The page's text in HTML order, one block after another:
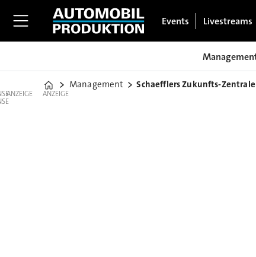
Events Livestreams
Home
Management Schaefflers Zukunfts-Zentrale
ANZEIGE ANZEIGE